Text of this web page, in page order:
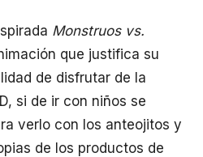
Monstruos vs.
que justifica su
de disfrutar de la
si de ir con niños se
verlo con los anteojitos y
de los productos de